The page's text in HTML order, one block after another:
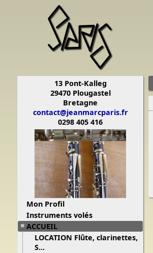
13 Pont-Kalleg
29470 Plougastel
Bretagne
contact@jeanmarcparis.fr
0298 405 416
Mon Profil
Instruments volés
ACCUEIL
LOCATION Flûte, clarinettes,
S...